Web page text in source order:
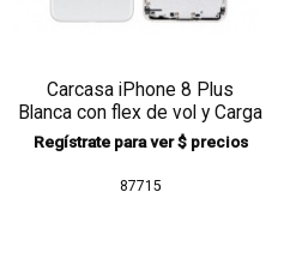
Carcasa iPhone 8 Plus
Blanca con flex de vol y Carga
Inalámbrica
Regístrate para ver $ precios
87715